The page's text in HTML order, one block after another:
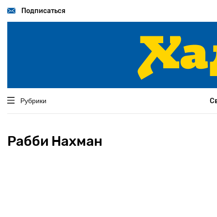
основномуПодписаться
Рубрики
Рабби Нахман